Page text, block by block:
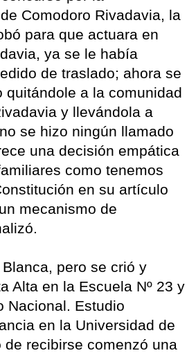
Comodoro Rivadavia, la
para que actuara en
ya se le había
de traslado; ahora se
quitándole a la comunidad
y llevándola a
se hizo ningún llamado
una decisión empática
como tenemos
en su artículo
mecanismo de
pero se crió y
Alta en la Escuela Nº 23 y
Nacional. Estudio
en la Universidad de
de recibirse comenzó una